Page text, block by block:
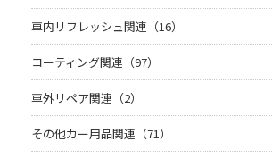
車内リフレッシュ関連（16）
コーティング関連（97）
車外リペア関連（2）
その他カー用品関連（71）